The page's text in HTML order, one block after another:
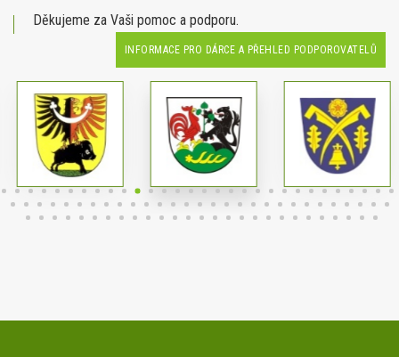
Děkujeme za Vaši pomoc a podporu.
INFORMACE PRO DÁRCE A PŘEHLED PODPOROVATELŮ